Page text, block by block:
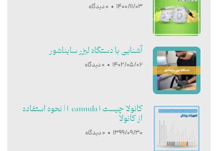
1400/11/03 0 دیدگاه
آشنایی با دستگاه لیزر سایناشور
1402/05/06 0 دیدگاه
کانولا چیست (cannula ) | نحوه استفاده
از کانولا
1399/09/30 0 دیدگاه